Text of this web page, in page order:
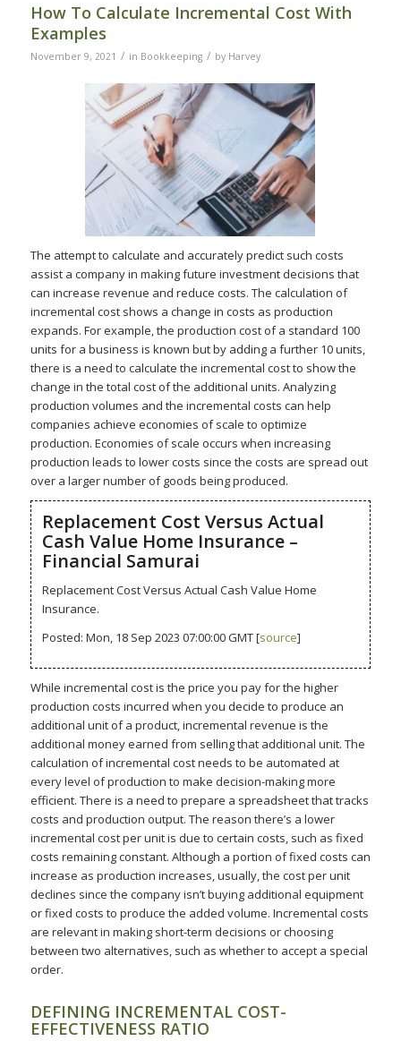
How To Calculate Incremental Cost With
Examples
November 9, 2021 / in Bookkeeping / by Harvey
The attempt to calculate and accurately predict such costs
assist a company in making future investment decisions that
can increase revenue and reduce costs. The calculation of
incremental cost shows a change in costs as production
expands. For example, the production cost of a standard 100
units for a business is known but by adding a further 10 units,
there is a need to calculate the incremental cost to show the
change in the total cost of the additional units. Analyzing
production volumes and the incremental costs can help
companies achieve economies of scale to optimize
production. Economies of scale occurs when increasing
production leads to lower costs since the costs are spread out
over a larger number of goods being produced.
Replacement Cost Versus Actual
Cash Value Home Insurance –
Financial Samurai
Replacement Cost Versus Actual Cash Value Home
Insurance.
Posted: Mon, 18 Sep 2023 07:00:00 GMT [source]
While incremental cost is the price you pay for the higher
production costs incurred when you decide to produce an
additional unit of a product, incremental revenue is the
additional money earned from selling that additional unit. The
calculation of incremental cost needs to be automated at
every level of production to make decision-making more
efficient. There is a need to prepare a spreadsheet that tracks
costs and production output. The reason there’s a lower
incremental cost per unit is due to certain costs, such as fixed
costs remaining constant. Although a portion of fixed costs can
increase as production increases, usually, the cost per unit
declines since the company isn’t buying additional equipment
or fixed costs to produce the added volume. Incremental costs
are relevant in making short-term decisions or choosing
between two alternatives, such as whether to accept a special
order.
DEFINING INCREMENTAL COST-
EFFECTIVENESS RATIO